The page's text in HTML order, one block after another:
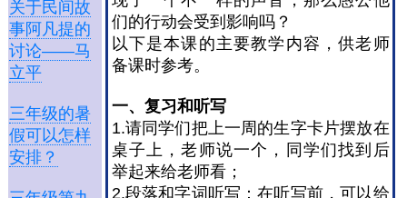
关于民间故
事阿凡提的
讨论——马
立平
三年级的暑
假可以怎样
安排？
们的行动会受到影响吗？
以下是本课的主要教学内容，供老师
备课时参考。
一、复习和听写
1.请同学们把上一周的生字卡片摆放在
桌子上，老师说一个，同学们找到后
举起来给老师看；
2.段落和字词听写：在听写前，可以给